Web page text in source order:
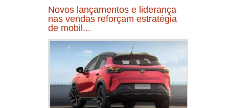
Novos lançamentos e liderança
nas vendas reforçam estratégia
de mobil...